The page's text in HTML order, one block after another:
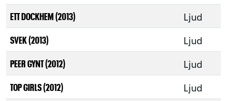
ETT DOCKHEM (2013) Ljud
SVEK (2013) Ljud
PEER GYNT (2012) Ljud
TOP GIRLS (2012) Ljud